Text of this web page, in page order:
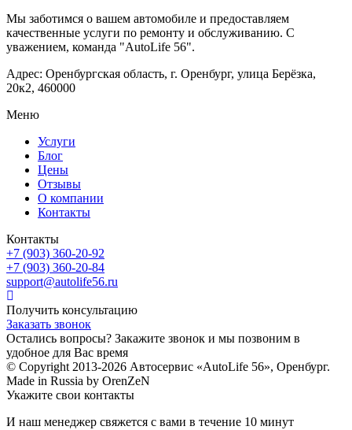
Мы заботимся о вашем автомобиле и предоставляем
качественные услуги по ремонту и обслуживанию. С
уважением, команда "AutoLife 56".
Адрес: Оренбургская область, г. Оренбург, улица Берёзка,
20к2, 460000
Меню
Услуги
Блог
Цены
Отзывы
О компании
Контакты
Контакты
+7 (903) 360-20-92
+7 (903) 360-20-84
support@autolife56.ru
Получить консультацию
Заказать звонок
Остались вопросы? Закажите звонок и мы позвоним в
удобное для Вас время
© Copyright 2013-2026 Автосервис «AutoLife 56», Оренбург.
Made in Russia by OrenZeN
Укажите свои контакты
И наш менеджер свяжется с вами в течение 10 минут